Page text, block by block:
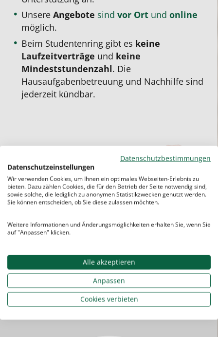
UnsereAngebote sindvor Ort undonline
möglich.
Beim Studentenring gibt es keine
Laufzeitverträge und keine
Mindeststundenzahl. Die
Hausaufgabenbetreuung und Nachhilfe sind
jederzeit kündbar.
Sie bezahlen für dieNachhilfe:
keineAufnahme­gebühren
keineVermittlungs­
keineGrund­gebühren
Nachhilfe­stunden
Datenschutzbestimmungen
Datenschutzeinstellungen
Wir verwenden Cookies, um Ihnen ein optimales Webseiten-Erlebnis zu
bieten. Dazu zählen Cookies, die für den Betrieb der Seite notwendig sind,
sowie solche, die lediglich zu anonymen Statistikzwecken genutzt werden.
Sie können entscheiden, ob Sie diese zulassen möchten.
Weitere Informationen und Änderungsmöglichkeiten erhalten Sie, wenn Sie
auf "Anpassen" klicken.
Alle akzeptieren
Anpassen
Cookies verbieten